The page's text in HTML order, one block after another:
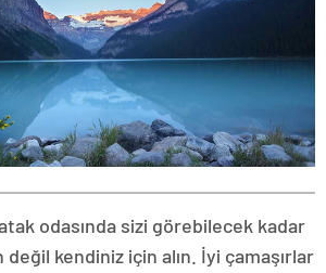
odasında sizi görebilecek kadar
değil kendiniz için alın. İyi çamaşırlar